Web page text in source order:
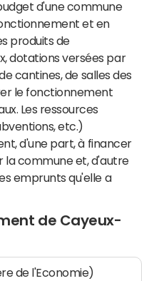
d'une commune
et en
produits de
dotations versées par
cantines, de salles des
le fonctionnement
Les ressources
etc.)
d'une part, à financer
la commune et, d'autre
emprunts qu'elle a
de Cayeux-
de l'Economie)